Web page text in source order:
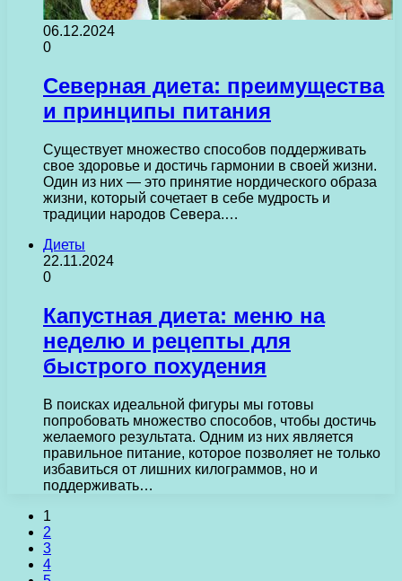
06.12.2024
0
Северная диета: преимущества
и принципы питания
Существует множество способов поддерживать
свое здоровье и достичь гармонии в своей жизни.
Один из них — это принятие нордического образа
жизни, который сочетает в себе мудрость и
традиции народов Севера.…
Диеты
22.11.2024
0
Капустная диета: меню на
неделю и рецепты для
быстрого похудения
В поисках идеальной фигуры мы готовы
попробовать множество способов, чтобы достичь
желаемого результата. Одним из них является
правильное питание, которое позволяет не только
избавиться от лишних килограммов, но и
поддерживать…
1
2
3
4